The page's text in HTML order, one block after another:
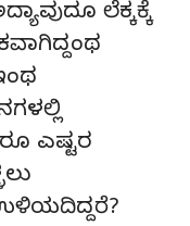
ಲೆಕ್ಕಕ್ಕೆ
ಎಷ್ಟರ